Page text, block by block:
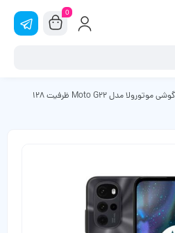
0
گوشی موتورولا مدل Moto G22 ظرفیت 128